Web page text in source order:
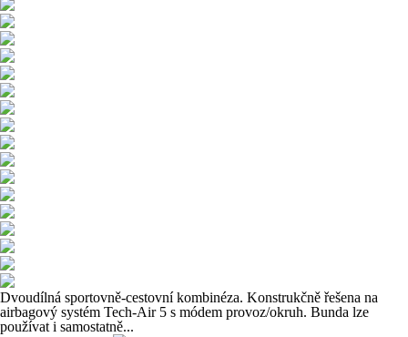
Dvoudílná sportovně-cestovní kombinéza. Konstrukčně řešena na
airbagový systém Tech-Air 5 s módem provoz/okruh. Bunda lze
používat i samostatně...